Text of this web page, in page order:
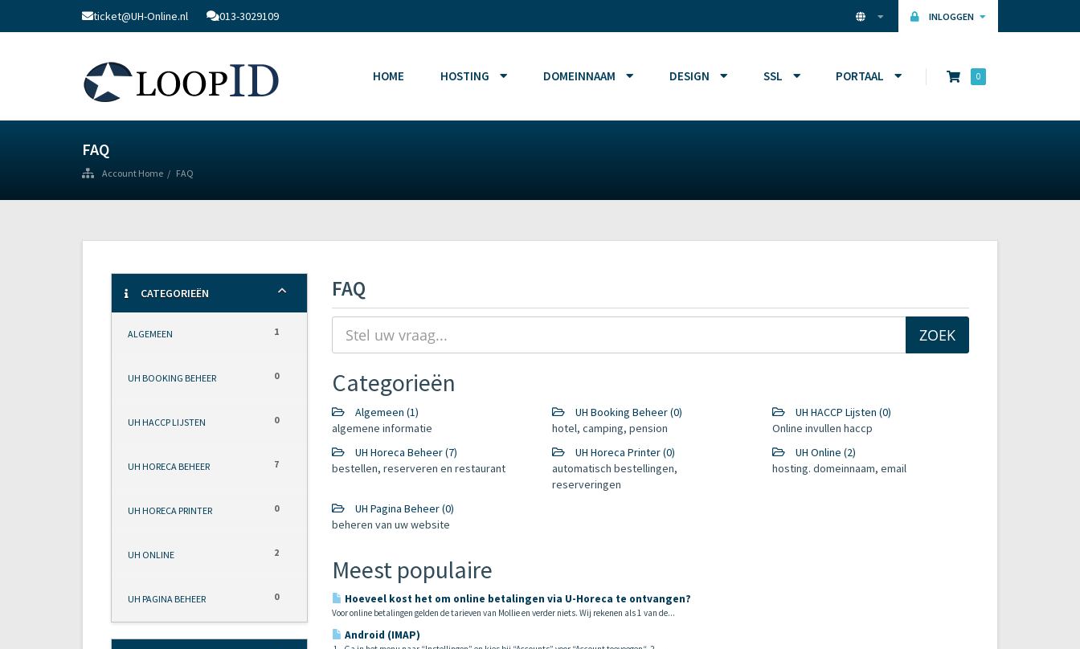
ticket@UH-Online.nl 013-3029109 INLOGGEN
HOME HOSTING DOMEINNAAM DESIGN SSL PORTAAL 0
FAQ
Account Home FAQ
FAQ
CATEGORIEËN
1
ALGEMEEN
0
UH BOOKING BEHEER
0
UH HACCP LIJSTEN
7
UH HORECA BEHEER
0
UH HORECA PRINTER
2
UH ONLINE
0
UH PAGINA BEHEER
Categorieën
Algemeen (1)
algemene informatie
UH Booking Beheer (0)
hotel, camping, pension
UH HACCP Lijsten (0)
Online invullen haccp
UH Horeca Beheer (7)
bestellen, reserveren en restaurant
UH Horeca Printer (0)
automatisch bestellingen,
reserveringen
UH Online (2)
hosting. domeinnaam, email
UH Pagina Beheer (0)
beheren van uw website
Meest populaire
Hoeveel kost het om online betalingen via U-Horeca te ontvangen?
Voor online betalingen gelden de tarieven van Mollie en verder niets. Wij rekenen als 1 van de...
Android (IMAP)